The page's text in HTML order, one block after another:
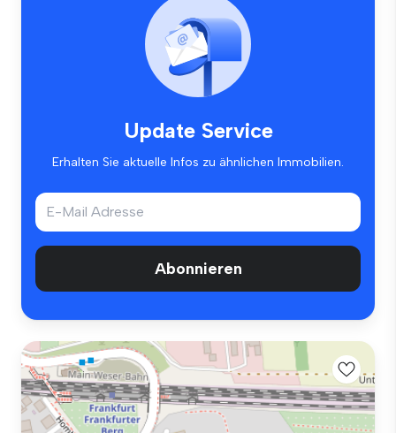
Update Service
Erhalten Sie aktuelle Infos zu ähnlichen Immobilien.
Abonnieren